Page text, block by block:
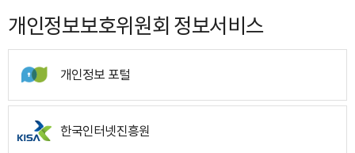
개인정보보호위원회 정보서비스
개인정보 포털
한국인터넷진흥원